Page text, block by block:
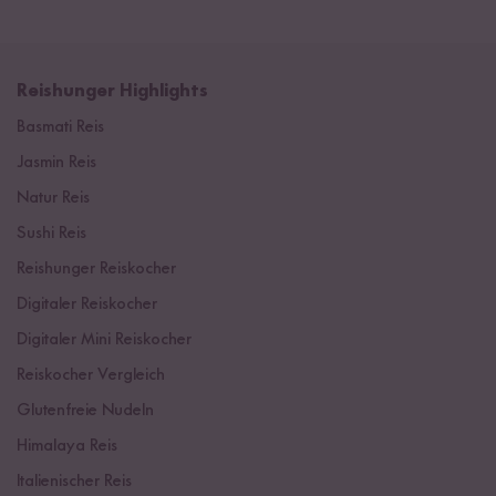
Reishunger Highlights
Basmati Reis
Jasmin Reis
Natur Reis
Sushi Reis
Reishunger Reiskocher
Digitaler Reiskocher
Digitaler Mini Reiskocher
Reiskocher Vergleich
Glutenfreie Nudeln
Himalaya Reis
Italienischer Reis